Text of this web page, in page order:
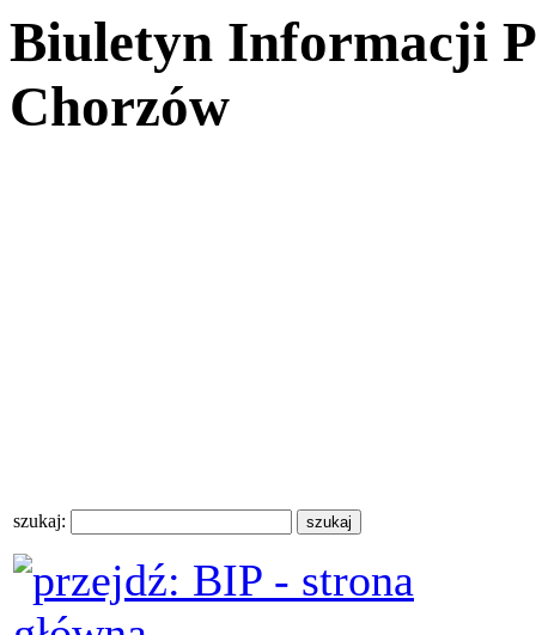
Biuletyn Informacji
Chorzów
szukaj: